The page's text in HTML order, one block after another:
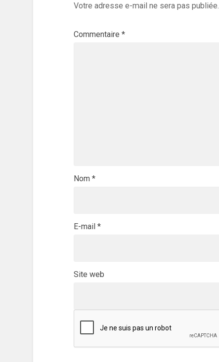
Votre adresse e-mail ne sera pas publiée.
Commentaire *
Nom *
E-mail *
Site web